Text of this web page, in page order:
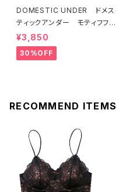
DOMESTIC UNDER ドメス
ティックアンダー モティフフル
ール ブラジャー（レモネード）
D2255 送料無料
¥3,850
30%OFF
RECOMMEND ITEMS